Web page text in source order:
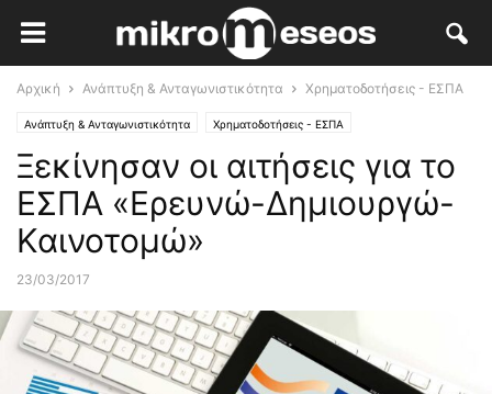
Αρχική Ανάπτυξη & Ανταγωνιστικότητα Χρηματοδοτήσεις - ΕΣΠΑ
Ανάπτυξη & Ανταγωνιστικότητα Χρηματοδοτήσεις - ΕΣΠΑ
Ξεκίνησαν οι αιτήσεις για το
ΕΣΠΑ «Ερευνώ-Δημιουργώ-
Καινοτομώ»
23/03/2017